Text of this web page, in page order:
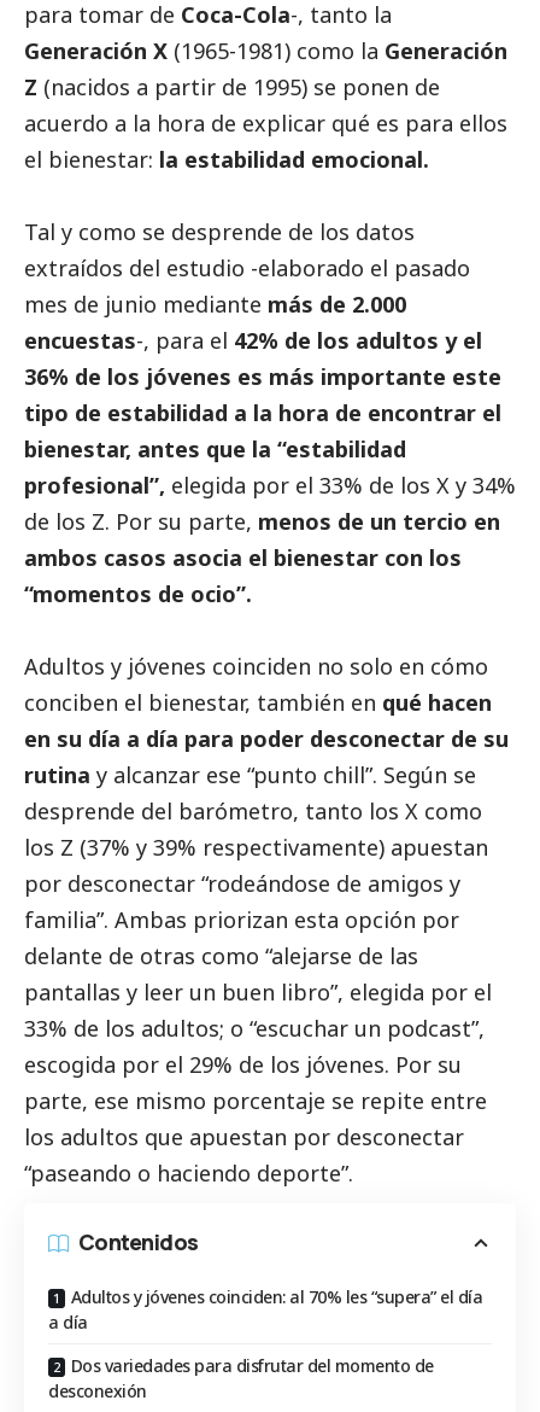
para tomar de Coca-Cola-, tanto la
Generación X (1965-1981) como la Generación
Z (nacidos a partir de 1995) se ponen de
acuerdo a la hora de explicar qué es para ellos
el bienestar: la estabilidad emocional.
Tal y como se desprende de los datos
extraídos del estudio -elaborado el pasado
mes de junio mediante más de 2.000
encuestas-, para el 42% de los adultos y el
36% de los jóvenes es más importante este
tipo de estabilidad a la hora de encontrar el
bienestar, antes que la “estabilidad
profesional”, elegida por el 33% de los X y 34%
de los Z. Por su parte, menos de un tercio en
ambos casos asocia el bienestar con los
“momentos de ocio”.
Adultos y jóvenes coinciden no solo en cómo
conciben el bienestar, también en qué hacen
en su día a día para poder desconectar de su
rutina y alcanzar ese “punto chill”. Según se
desprende del barómetro, tanto los X como
los Z (37% y 39% respectivamente) apuestan
por desconectar “rodeándose de amigos y
familia”. Ambas priorizan esta opción por
delante de otras como “alejarse de las
pantallas y leer un buen libro”, elegida por el
33% de los adultos; o “escuchar un podcast”,
escogida por el 29% de los jóvenes. Por su
parte, ese mismo porcentaje se repite entre
los adultos que apuestan por desconectar
“paseando o haciendo deporte”.
Contenidos
Adultos y jóvenes coinciden: al 70% les “supera” el día
a día
Dos variedades para disfrutar del momento de
desconexión